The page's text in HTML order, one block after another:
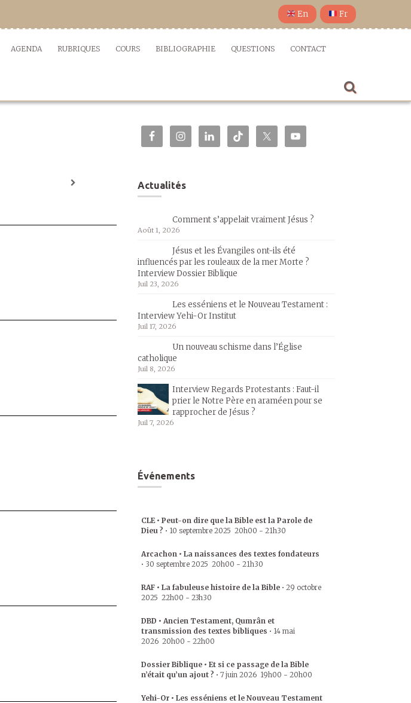
En Fr
AGENDA RUBRIQUES COURS BIBLIOGRAPHIE QUESTIONS CONTACT
Actualités
Comment s’appelait vraiment Jésus ?
Août 1, 2026
Jésus et les Évangiles ont-ils été
influencés par les rouleaux de la mer Morte ?
Interview Dossier Biblique
Juil 23, 2026
Les esséniens et le Nouveau Testament :
Interview Yehi-Or Institut
Juil 17, 2026
Un nouveau schisme dans l’Église
catholique
Juil 8, 2026
Interview Regards Protestants : Faut-il
prier le Notre Père en araméen pour se
rapprocher de Jésus ?
Juil 7, 2026
Événements
CLE • Peut-on dire que la Bible est la Parole de
Dieu ? • 10 septembre 2025 20h00 - 21h30
Arcachon • La naissances des textes fondateurs
• 30 septembre 2025 20h00 - 21h30
RAF • La fabuleuse histoire de la Bible • 29 octobre
2025 22h00 - 23h30
DBD • Ancien Testament, Qumrân et
transmission des textes bibliques • 14 mai
2026 20h00 - 22h00
Dossier Biblique • Et si ce passage de la Bible
n’était qu’un ajout ? • 7 juin 2026 19h00 - 20h00
Yehi-Or • Les esséniens et le Nouveau Testament